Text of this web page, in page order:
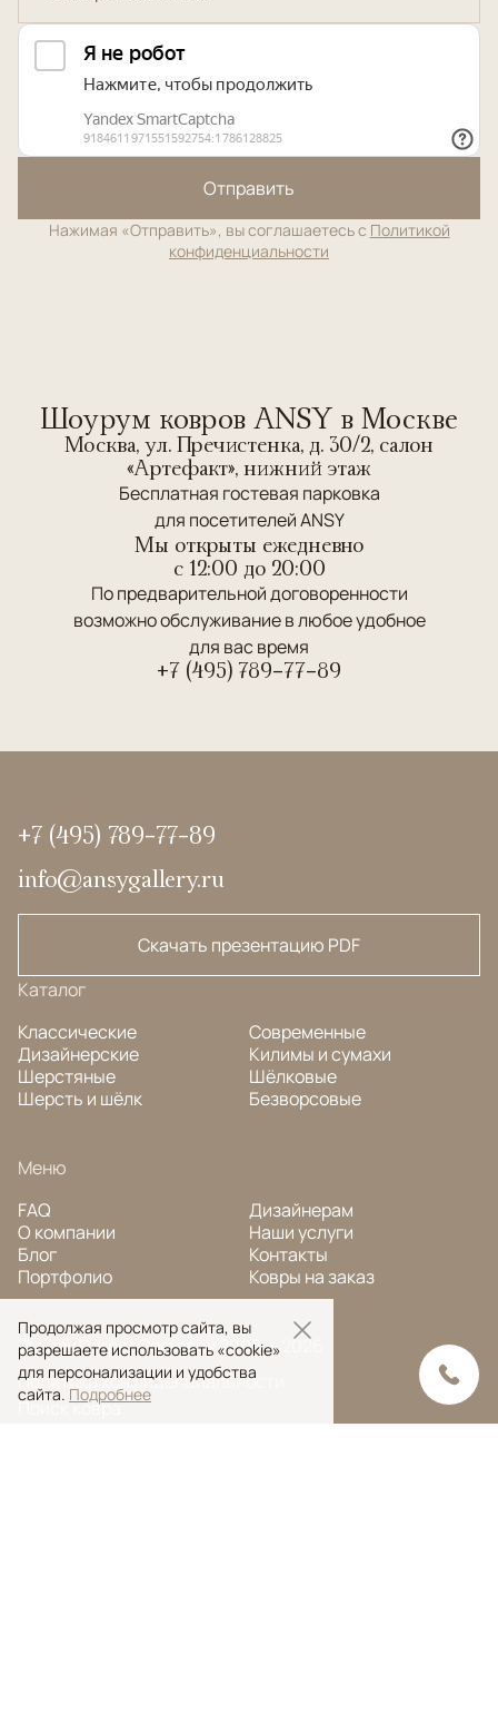
Отправить
Нажимая «Отправить», вы соглашаетесь с Политикой
конфиденциальности
Шоурум ковров ANSY в Москве
Москва, ул. Пречистенка, д. 30/2, салон
«Артефакт», нижний этаж
Бесплатная гостевая парковка
для посетителей ANSY
Мы открыты ежедневно
c 12:00 до 20:00
По предварительной договоренности
возможно обслуживание в любое удобное
для вас время
+7 (495) 789-77-89
+7 (495) 789-77-89
info@ansygallery.ru
Скачать презентацию PDF
Каталог
Классические
Дизайнерские
Шерстяные
Шерсть и шёлк
Современные
Килимы и сумахи
Шёлковые
Безворсовые
Меню
FAQ
О компании
Блог
Портфолио
Дизайнерам
Наши услуги
Контакты
Ковры на заказ
© Ansy Carpet Company 2005 — 2026
Политика конфиденциальности
Поиск ковра
Продолжая просмотр сайта, вы
разрешаете использовать «cookie»
для персонализации и удобства
сайта. Подробнее